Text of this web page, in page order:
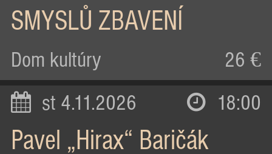
SMYSLŮ ZBAVENÍ
Dom kultúry 26 €
st 4.11.2026 18:00
Pavel „Hirax“ Baričák